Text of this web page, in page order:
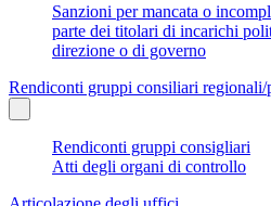
Sanzioni per mancata o
parte dei titolari di incarichi
direzione o di governo
Rendiconti gruppi consiliari
Rendiconti gruppi consigliari
Atti degli organi di controllo